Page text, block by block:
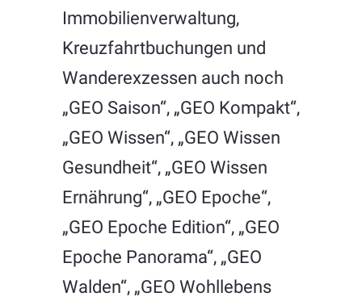
Immobilienverwaltung,
Kreuzfahrtbuchungen und
Wanderexzessen auch noch
„GEO Saison“, „GEO Kompakt“,
„GEO Wissen“, „GEO Wissen
Gesundheit“, „GEO Wissen
Ernährung“, „GEO Epoche“,
„GEO Epoche Edition“, „GEO
Epoche Panorama“, „GEO
Walden“, „GEO Wohllebens